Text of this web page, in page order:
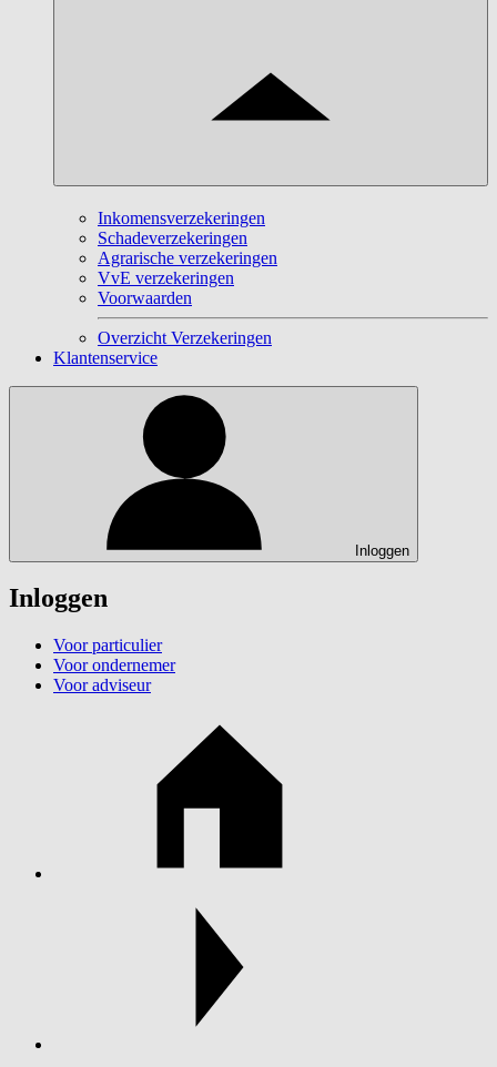
Inkomensverzekeringen
Schadeverzekeringen
Agrarische verzekeringen
VvE verzekeringen
Voorwaarden
Overzicht Verzekeringen
Klantenservice
Inloggen
Inloggen
Voor particulier
Voor ondernemer
Voor adviseur